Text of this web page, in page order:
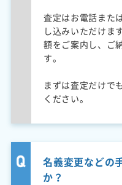
査定はお電話また
し込みいただけま
額をご案内し、ご
す。
まずは査定だけで
ください。
名義変更などの
か？